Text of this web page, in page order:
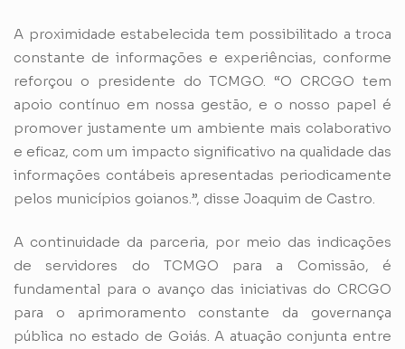
A proximidade estabelecida tem possibilitado a troca
constante de informações e experiências, conforme
reforçou o presidente do TCMGO. “O CRCGO tem
apoio contínuo em nossa gestão, e o nosso papel é
promover justamente um ambiente mais colaborativo
e eficaz, com um impacto significativo na qualidade das
informações contábeis apresentadas periodicamente
pelos municípios goianos.”, disse Joaquim de Castro.
A continuidade da parceria, por meio das indicações
de servidores do TCMGO para a Comissão, é
fundamental para o avanço das iniciativas do CRCGO
para o aprimoramento constante da governança
pública no estado de Goiás. A atuação conjunta entre